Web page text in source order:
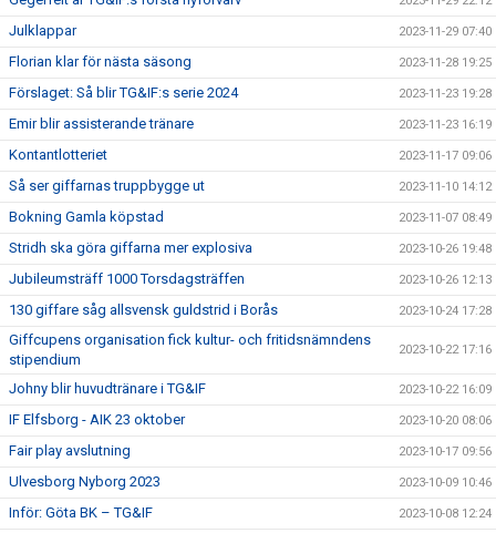
Julklappar 2023-11-29 07:40
Florian klar för nästa säsong 2023-11-28 19:25
Förslaget: Så blir TG&IF:s serie 2024 2023-11-23 19:28
Emir blir assisterande tränare 2023-11-23 16:19
Kontantlotteriet 2023-11-17 09:06
Så ser giffarnas truppbygge ut 2023-11-10 14:12
Bokning Gamla köpstad 2023-11-07 08:49
Stridh ska göra giffarna mer explosiva 2023-10-26 19:48
Jubileumsträff 1000 Torsdagsträffen 2023-10-26 12:13
130 giffare såg allsvensk guldstrid i Borås 2023-10-24 17:28
Giffcupens organisation fick kultur- och fritidsnämndens
stipendium
2023-10-22 17:16
Johny blir huvudtränare i TG&IF 2023-10-22 16:09
IF Elfsborg - AIK 23 oktober 2023-10-20 08:06
Fair play avslutning 2023-10-17 09:56
Ulvesborg Nyborg 2023 2023-10-09 10:46
Inför: Göta BK – TG&IF 2023-10-08 12:24